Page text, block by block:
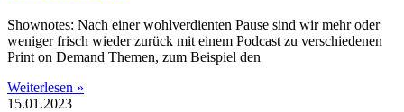
Shownotes: Nach einer wohlverdienten Pause sind wir mehr oder
weniger frisch wieder zurück mit einem Podcast zu verschiedenen
Print on Demand Themen, zum Beispiel den
Weiterlesen »
15.01.2023